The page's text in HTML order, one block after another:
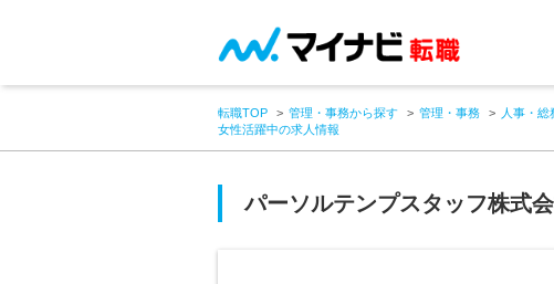
転職TOP 管理・事務から探す 管理・事務 人事・
女性活躍中の求人情報
パーソルテンプスタッフ株式